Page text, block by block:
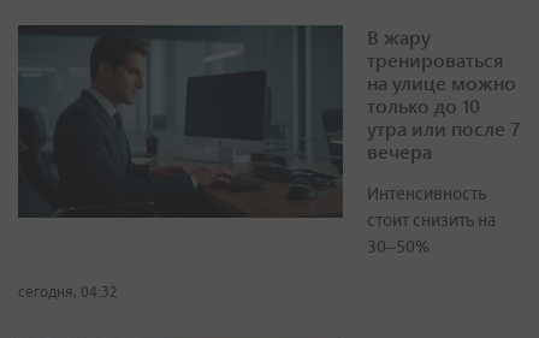
В жару
тренироваться
на улице можно
только до 10
утра или после 7
вечера
Интенсивность
стоит снизить на
30–50%
сегодня, 04:32